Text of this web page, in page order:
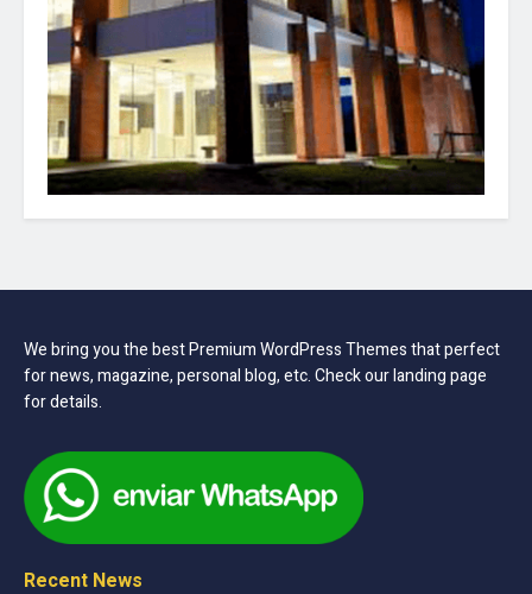
We bring you the best Premium WordPress Themes that perfect
for news, magazine, personal blog, etc. Check our landing page
for details.
Recent News